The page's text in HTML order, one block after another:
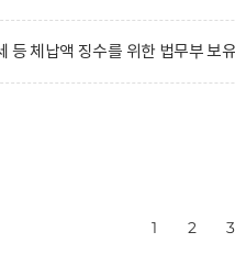
등 체납액 징수를 위한 법무부 보
1 2 3